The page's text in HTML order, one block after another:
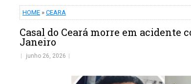
HOME » CEARA
Casal do Ceará morre em acidente
Janeiro
junho 26, 2026